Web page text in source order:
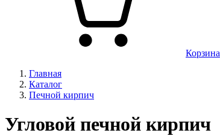
Корзина
Главная
Каталог
Печной кирпич
Угловой печной кирпич